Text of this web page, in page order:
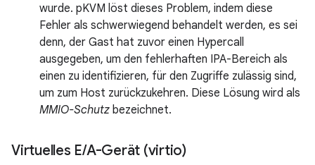
wurde. pKVM löst dieses Problem, indem diese
Fehler als schwerwiegend behandelt werden, es sei
denn, der Gast hat zuvor einen Hypercall
ausgegeben, um den fehlerhaften IPA-Bereich als
einen zu identifizieren, für den Zugriffe zulässig sind,
um zum Host zurückzukehren. Diese Lösung wird als
MMIO-Schutz bezeichnet.
Virtuelles E/A-Gerät (virtio)